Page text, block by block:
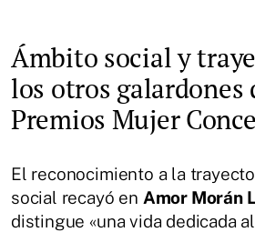
Ámbito social y
los otros galardones
Premios Mujer
El reconocimiento a la
social recayó en Amor Morán
distingue «una vida dedicada